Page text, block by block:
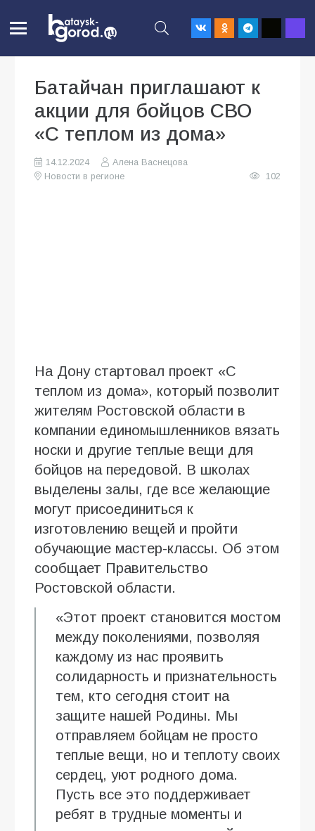
Батайчан приглашают к
акции для бойцов СВО
«С теплом из дома»
14.12.2024
Алена Васнецова
Новости в регионе
102
На Дону стартовал проект «С
теплом из дома», который позволит
жителям Ростовской области в
компании единомышленников вязать
носки и другие теплые вещи для
бойцов на передовой. В школах
выделены залы, где все желающие
могут присоединиться к
изготовлению вещей и пройти
обучающие мастер-классы. Об этом
сообщает Правительство
Ростовской области.
«Этот проект становится мостом
между поколениями, позволяя
каждому из нас проявить
солидарность и признательность
тем, кто сегодня стоит на
защите нашей Родины. Мы
отправляем бойцам не просто
теплые вещи, но и теплоту своих
сердец, уют родного дома.
Пусть все это поддерживает
ребят в трудные моменты и